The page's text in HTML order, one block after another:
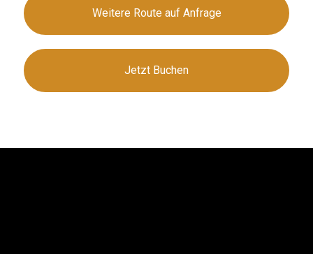
Weitere Route auf Anfrage
Jetzt Buchen